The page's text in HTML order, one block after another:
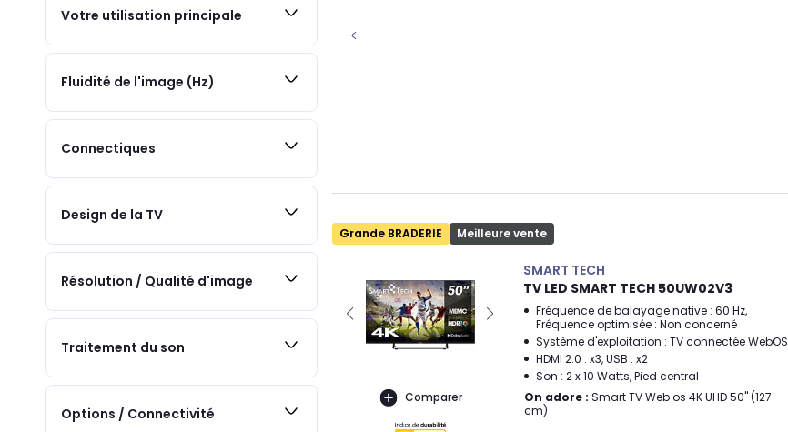
Votre utilisation principale
Fluidité de l'image (Hz)
Connectiques
Design de la TV
Résolution / Qualité d'image
Traitement du son
Options / Connectivité
Grande BRADERIE Meilleure vente
Comparer
SMART TECH
TV LED SMART TECH 50UW02V3
Fréquence de balayage native : 60 Hz,
Fréquence optimisée : Non concerné
Système d'exploitation : TV connectée WebOS
HDMI 2.0 : x3, USB : x2
Son : 2 x 10 Watts, Pied central
On adore : Smart TV Web os 4K UHD 50" (127
cm)